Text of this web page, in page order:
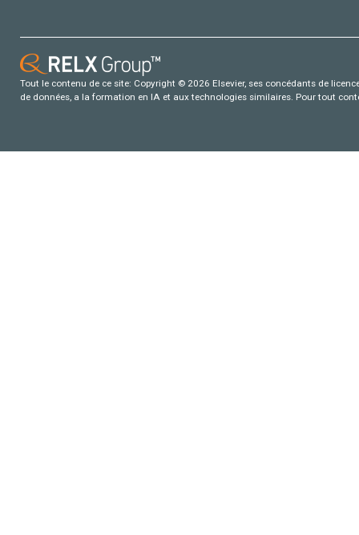
Tout le contenu de ce site: Copyright © 2026 Elsevier, ses concédants de
de données, a la formation en IA et aux technologies similaires. Pour tout